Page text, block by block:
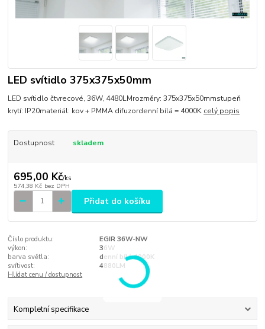
LED svítidlo 375x375x50mm
LED svítidlo čtvrecové, 36W, 4480LMrozměry: 375x375x50mmstupeň
krytí: IP20materiál: kov + PMMA difuzordenní bílá = 4000K celý popis
Dostupnost skladem
695,00 Kč/ks
574,38 Kč bez DPH
Přidat do košíku
Číslo produktu:
EGIR 36W-NW
výkon:
36W
barva světla:
denní bílá 4000K
svítivost:
4880LM
Hlídat cenu / dostupnost
Kompletní specifikace